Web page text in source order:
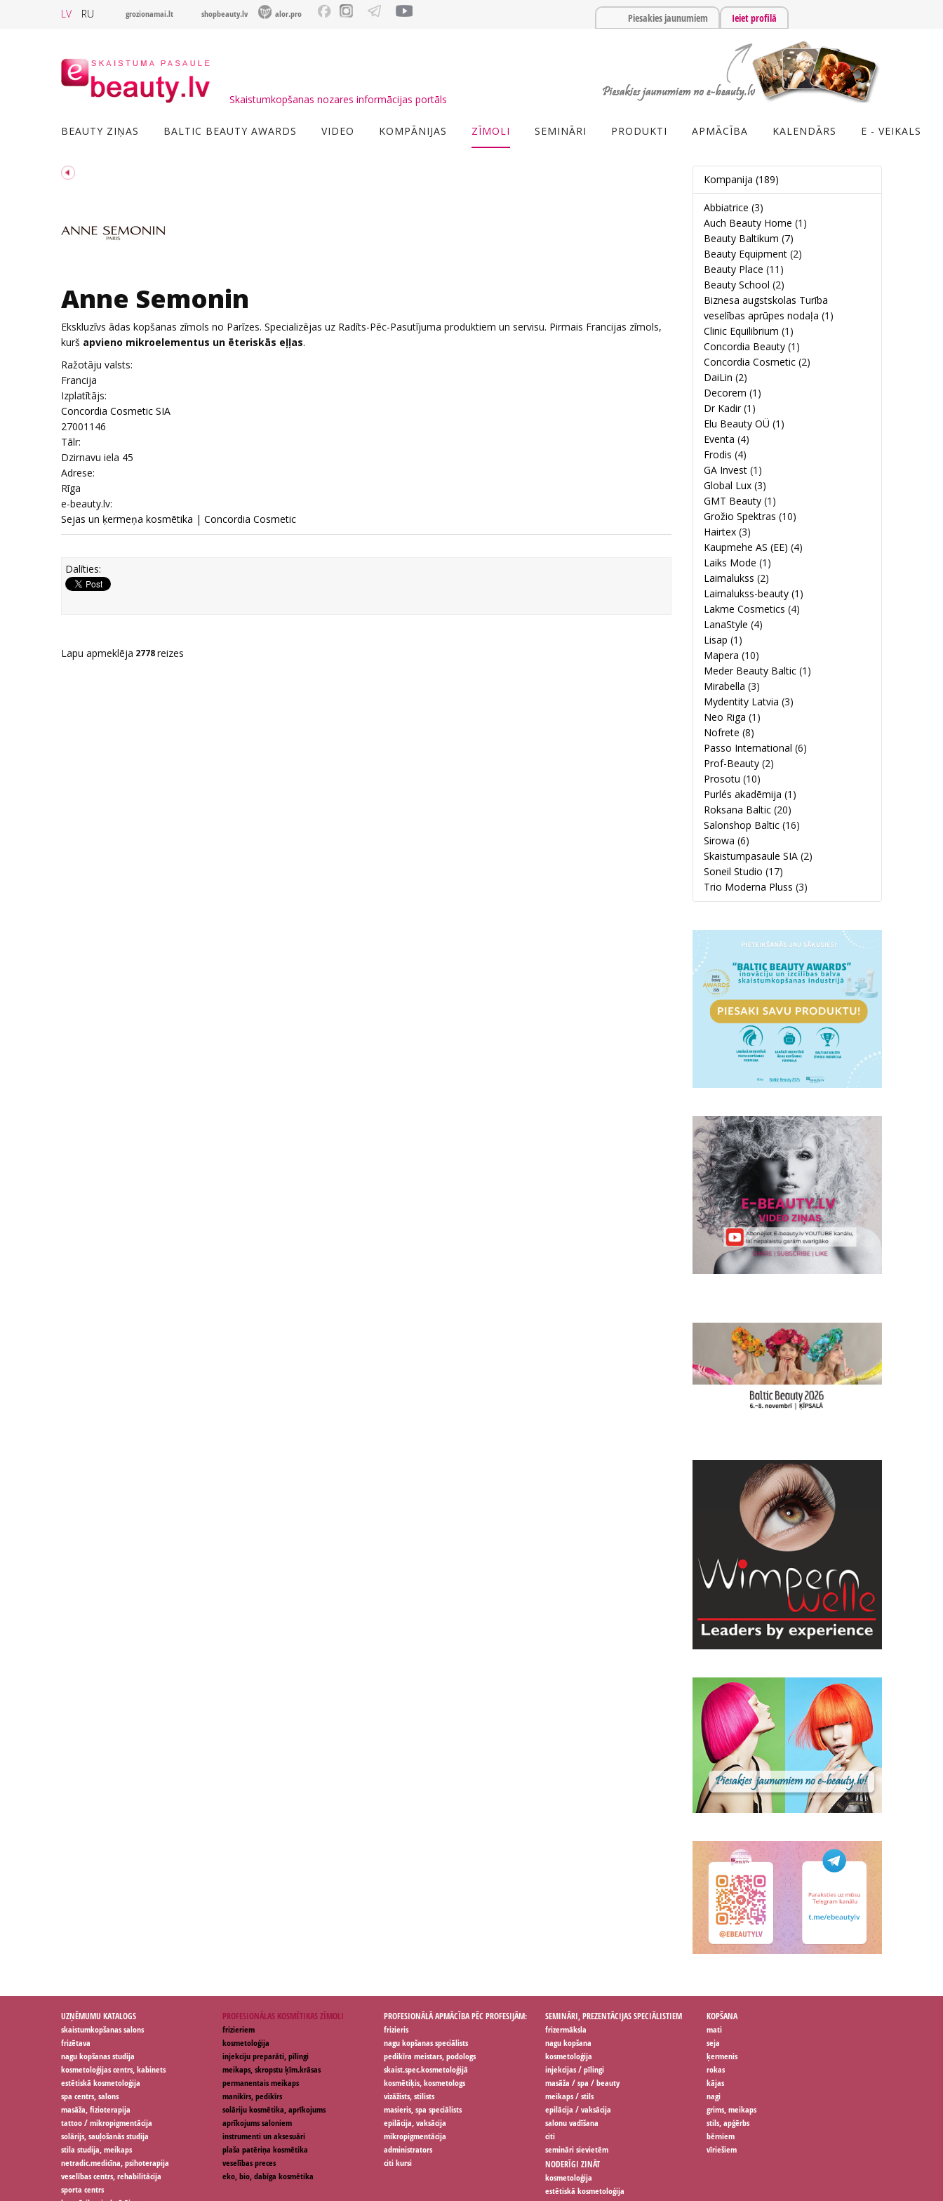
LV RU grozionamai.lt shopbeauty.lv alor.pro Piesakies jaunumiem Ieiet profilā
Skaistumkopšanas nozares informācijas portāls
BEAUTY ZIŅAS BALTIC BEAUTY AWARDS VIDEO KOMPĀNIJAS ZĪMOLI SEMINĀRI PRODUKTI APMĀCĪBA KALENDĀRS E - VEIKALS
Anne Semonin
Ekskluzīvs ādas kopšanas zīmols no Parīzes. Specializējas uz Radīts-Pēc-Pasutījuma produktiem un servisu. Pirmais Francijas zīmols,
kurš apvieno mikroelementus un ēteriskās eļļas.
Ražotāju valsts:
Francija
Izplatītājs:
Concordia Cosmetic SIA
27001146
Tālr:
Dzirnavu iela 45
Adrese:
Rīga
e-beauty.lv:
Sejas un ķermeņa kosmētika | Concordia Cosmetic
Dalīties:
Lapu apmeklēja 2778reizes
Kompanija (189)
Abbiatrice (3)
Auch Beauty Home (1)
Beauty Baltikum (7)
Beauty Equipment (2)
Beauty Place (11)
Beauty School (2)
Biznesa augstskolas Turība
veselības aprūpes nodaļa (1)
Clinic Equilibrium (1)
Concordia Beauty (1)
Concordia Cosmetic (2)
DaiLin (2)
Decorem (1)
Dr Kadir (1)
Elu Beauty OÜ (1)
Eventa (4)
Frodis (4)
GA Invest (1)
Global Lux (3)
GMT Beauty (1)
Grožio Spektras (10)
Hairtex (3)
Kaupmehe AS (EE) (4)
Laiks Mode (1)
Laimalukss (2)
Laimalukss-beauty (1)
Lakme Cosmetics (4)
LanaStyle (4)
Lisap (1)
Mapera (10)
Meder Beauty Baltic (1)
Mirabella (3)
Mydentity Latvia (3)
Neo Riga (1)
Nofrete (8)
Passo International (6)
Prof-Beauty (2)
Prosotu (10)
Purlés akadēmija (1)
Roksana Baltic (20)
Salonshop Baltic (16)
Sirowa (6)
Skaistumpasaule SIA (2)
Soneil Studio (17)
Trio Moderna Pluss (3)
UZŅĒMUMU KATALOGS
skaistumkopšanas salons
frizētava
nagu kopšanas studija
kosmetoloģijas centrs, kabinets
estētiskā kosmetoloģija
spa centrs, salons
masāža, fizioterapija
tattoo / mikropigmentācija
solārijs, sauļošanās studija
stila studija, meikaps
netradic.medicīna, psihoterapija
veselības centrs, rehabilitācija
sporta centrs
PROFESIONĀLAS KOSMĒTIKAS ZĪMOLI
frizieriem
kosmetoloģija
injekciju preparāti, pīlingi
meikaps, skropstu ķīm.krāsas
permanentais meikaps
manikīrs, pedikīrs
solāriju kosmētika, aprīkojums
aprīkojums saloniem
instrumenti un aksesuāri
plaša patēriņa kosmētika
veselības preces
eko, bio, dabīga kosmētika
PROFESIONĀLĀ APMĀCĪBA PĒC PROFESIJĀM:
frizieris
nagu kopšanas speciālists
pedikīra meistars, podologs
skaist.spec.kosmetoloģijā
kosmētiķis, kosmetologs
vizāžists, stilists
masieris, spa speciālists
epilācija, vaksācija
mikropigmentācija
administrators
citi kursi
SEMINĀRI, PREZENTĀCIJAS SPECIĀLISTIEM
frizermāksla
nagu kopšana
kosmetoloģija
injekcijas / pīlingi
masāža / spa / beauty
meikaps / stils
epilācija / vaksācija
salonu vadīšana
citi
semināri sievietēm
KOPŠANA
mati
seja
ķermenis
rokas
kājas
nagi
grims, meikaps
stils, apģērbs
bērniem
vīriešiem
NODERĪGI ZINĀT
kosmetoloģija
estētiskā kosmetoloģija